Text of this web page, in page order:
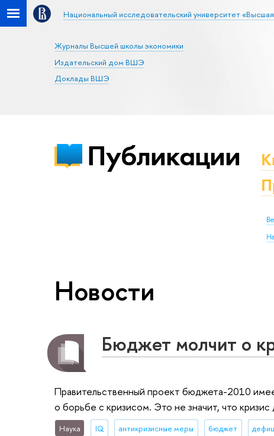
Национальный исследовательский университет
Журналы Высшей школы экономики
Издательский дом ВШЭ
Доклады ВШЭ
Публикации
Новости
Бюджет молчит о
Правительственный проект бюджета-2010
о борьбе с кризисом. Это не значит, что
Наука IQ антикризисные меры бюджет